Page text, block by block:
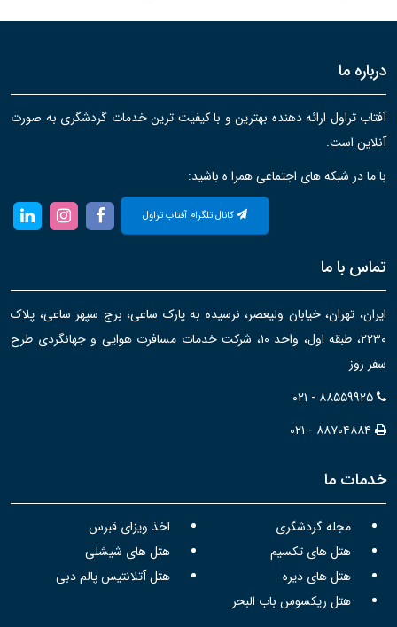
درباره ما
آفتاب تراول ارائه دهنده بهترین و با کیفیت ترین خدمات گردشگری به صورت
آنلاین است.
با ما در شبکه های اجتماعی همرا ه باشید:
کانال تلگرام آفتاب تراول
تماس با ما
ایران، تهران، خیابان ولیعصر، نرسیده به پارک ساعی، برج سپهر ساعی، پلاک
۲۲۳۰، طبقه اول، واحد ۱۰، شرکت خدمات مسافرت هوایی و جهانگردی طرح
سفر روز
۰۲۱ - ۸۸۵۵۹۹۲۵
۰۲۱ - ۸۸۷۰۴۸۸۴
خدمات ما
مجله گردشگری
اخذ ویزای قبرس
هتل های تکسیم
هتل های شیشلی
هتل های دیره
هتل آتلانتیس پالم دبی
هتل ریکسوس باب البحر